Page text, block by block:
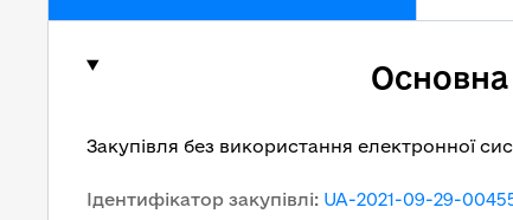
Закупівля без використання електронної
Ідентифікатор закупівлі: UA-2021-09-29-